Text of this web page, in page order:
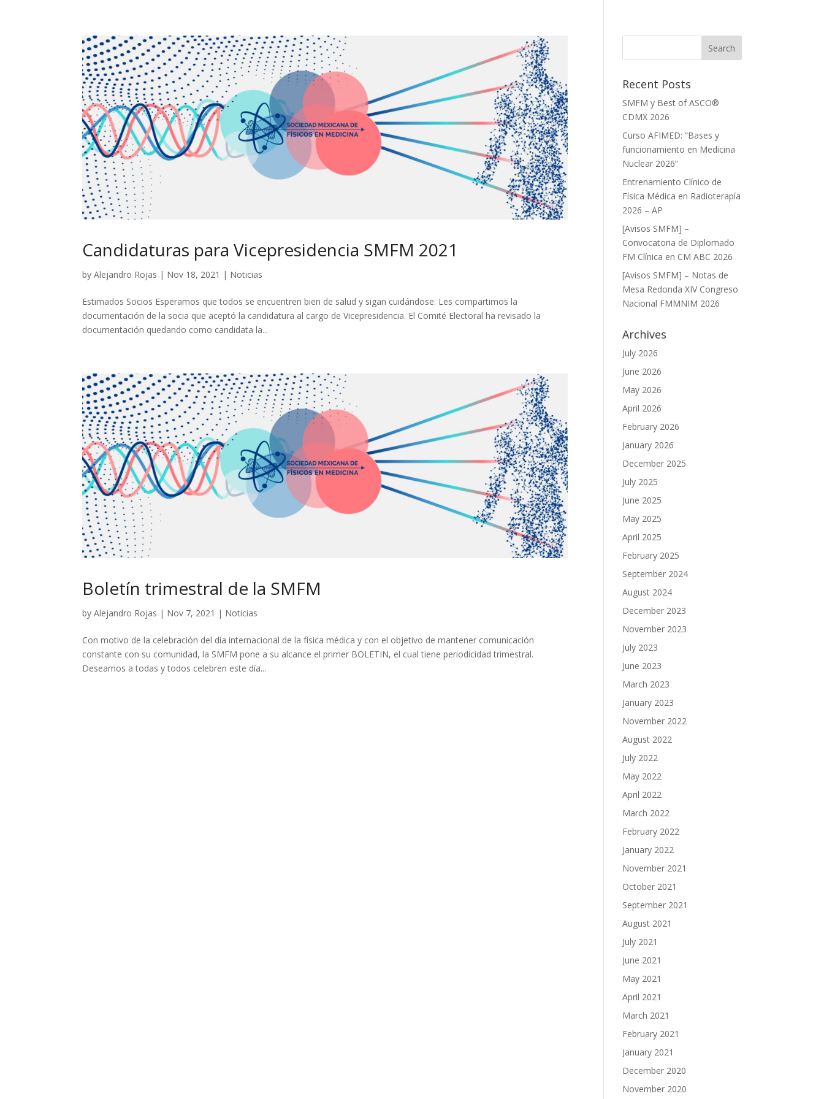
Candidaturas para Vicepresidencia SMFM 2021
byAlejandro Rojas | Nov 18, 2021 | Noticias
Estimados Socios Esperamos que todos se encuentren bien de salud y sigan cuidándose. Les compartimos la
documentación de la socia que aceptó la candidatura al cargo de Vicepresidencia. El Comité Electoral ha revisado la
documentación quedando como candidata la...
Boletín trimestral de la SMFM
byAlejandro Rojas | Nov 7, 2021 | Noticias
Con motivo de la celebración del día internacional de la física médica y con el objetivo de mantener comunicación
constante con su comunidad, la SMFM pone a su alcance el primer BOLETIN, el cual tiene periodicidad trimestral.
Deseamos a todas y todos celebren este día...
Recent Posts
SMFM y Best of ASCO®
CDMX 2026
Curso AFIMED: “Bases y
funcionamiento en Medicina
Nuclear 2026”
Entrenamiento Clínico de
Física Médica en Radioterapía
2026 – AP
[Avisos SMFM] –
Convocatoria de Diplomado
FM Clínica en CM ABC 2026
[Avisos SMFM] – Notas de
Mesa Redonda XIV Congreso
Nacional FMMNIM 2026
Archives
July 2026
June 2026
May 2026
April 2026
February 2026
January 2026
December 2025
July 2025
June 2025
May 2025
April 2025
February 2025
September 2024
August 2024
December 2023
November 2023
July 2023
June 2023
March 2023
January 2023
November 2022
August 2022
July 2022
May 2022
April 2022
March 2022
February 2022
January 2022
November 2021
October 2021
September 2021
August 2021
July 2021
June 2021
May 2021
April 2021
March 2021
February 2021
January 2021
December 2020
November 2020